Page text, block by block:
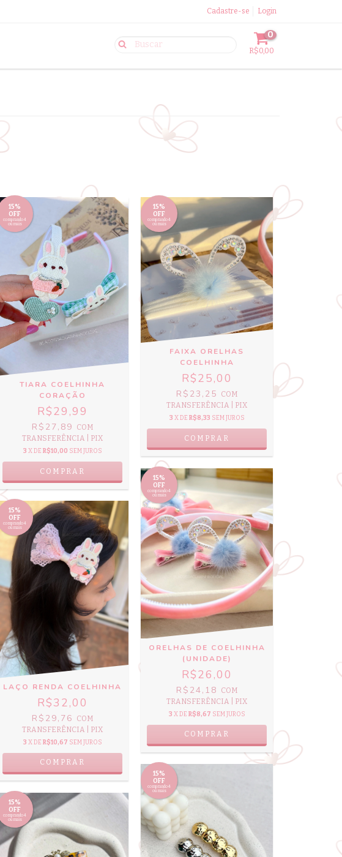
Cadastre-se Login
0
R$0,00
15%
OFF
comprando 4
ou mais
TIARA COELHINHA
CORAÇÃO
R$29,99
R$27,89
COM
TRANSFERÊNCIA | PIX
3 X DE R$10,00 SEM JUROS
15%
OFF
comprando 4
ou mais
FAIXA ORELHAS
COELHINHA
R$25,00
R$23,25
COM
TRANSFERÊNCIA | PIX
3 X DE R$8,33 SEM JUROS
15%
OFF
comprando 4
ou mais
LAÇO RENDA COELHINHA
R$32,00
R$29,76
COM
TRANSFERÊNCIA | PIX
3 X DE R$10,67 SEM JUROS
COMPRAR
15%
OFF
comprando 4
ou mais
ORELHAS DE COELHINHA
(UNIDADE)
R$26,00
R$24,18
COM
TRANSFERÊNCIA | PIX
3 X DE R$8,67 SEM JUROS
15%
OFF
comprando 4
ou mais
15%
OFF
comprando 4
ou mais